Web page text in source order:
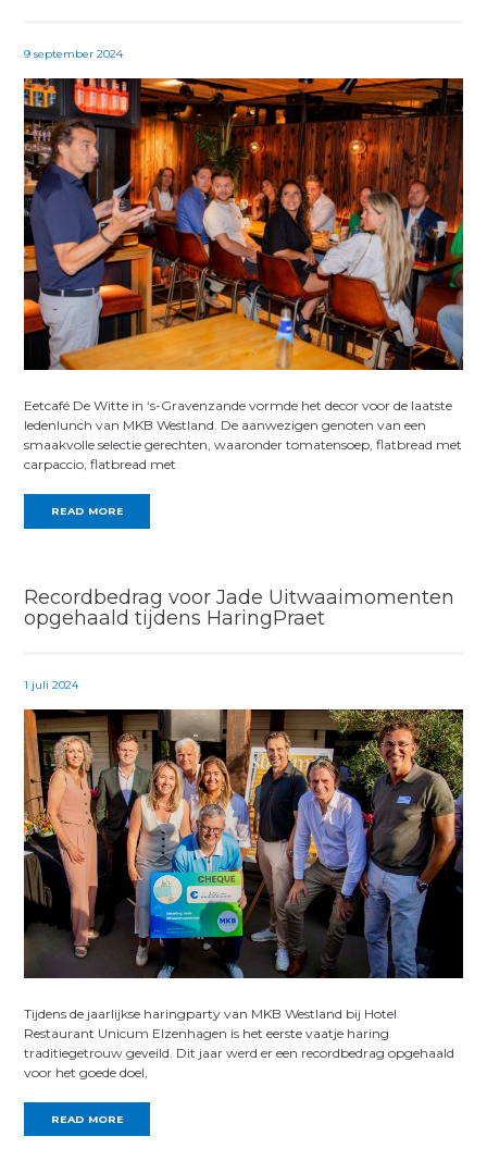
9 september 2024
Eetcafé De Witte in ‘s-Gravenzande vormde het decor voor de laatste
ledenlunch van MKB Westland. De aanwezigen genoten van een
smaakvolle selectie gerechten, waaronder tomatensoep, flatbread met
carpaccio, flatbread met
READ MORE
Recordbedrag voor Jade Uitwaaimomenten
opgehaald tijdens HaringPraet
1 juli 2024
Tijdens de jaarlijkse haringparty van MKB Westland bij Hotel
Restaurant Unicum Elzenhagen is het eerste vaatje haring
traditiegetrouw geveild. Dit jaar werd er een recordbedrag opgehaald
voor het goede doel,
READ MORE